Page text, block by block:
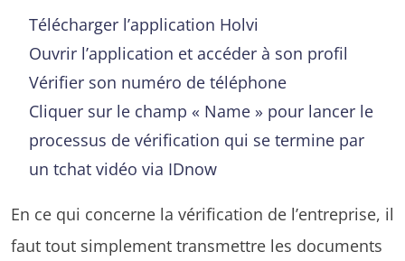
Télécharger l’application Holvi
Ouvrir l’application et accéder à son profil
Vérifier son numéro de téléphone
Cliquer sur le champ « Name » pour lancer le
processus de vérification qui se termine par
un tchat vidéo via IDnow
En ce qui concerne la vérification de l’entreprise, il
faut tout simplement transmettre les documents